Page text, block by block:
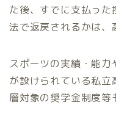
た後、すでに支払っ
法で返戻されるかは、
スポーツの実績・能
が設けられている私
層対象の奨学金制度等